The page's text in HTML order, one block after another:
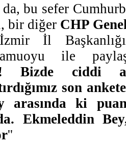
bu sefer
bir diğer CHP
İl
ile
Bizde ciddi
son
arasında ki
Ekmeleddin
''